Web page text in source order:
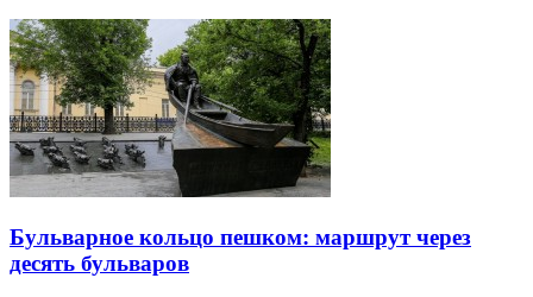
Бульварное кольцо пешком: маршрут через
десять бульваров